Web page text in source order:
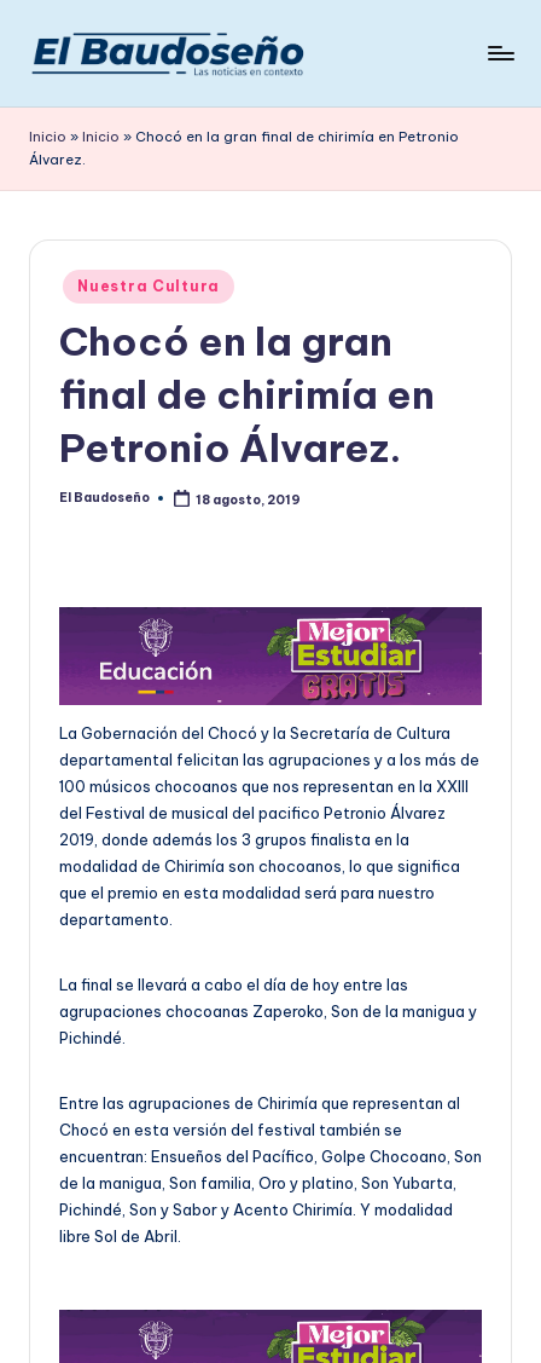
Saltar
contenido
e
ri
d
en
Inicio » Inicio » Chocó en la gran final de chirimía en Petronio
Álvarez.
Publicado
en
Nuestra Cultura
Chocó en la gran
final de chirimía en
Petronio Álvarez.
Publicado
El Baudoseño 18 agosto, 2019
La Gobernación del Chocó y la Secretaría de Cultura
departamental felicitan las agrupaciones y a los más de
100 músicos chocoanos que nos representan en la XXIII
del Festival de musical del pacifico Petronio Álvarez
2019, donde además los 3 grupos finalista en la
modalidad de Chirimía son chocoanos, lo que significa
que el premio en esta modalidad será para nuestro
departamento.
La final se llevará a cabo el día de hoy entre las
agrupaciones chocoanas Zaperoko, Son de la manigua y
Pichindé.
Entre las agrupaciones de Chirimía que representan al
Chocó en esta versión del festival también se
encuentran: Ensueños del Pacífico, Golpe Chocoano, Son
de la manigua, Son familia, Oro y platino, Son Yubarta,
Pichindé, Son y Sabor y Acento Chirimía. Y modalidad
libre Sol de Abril.